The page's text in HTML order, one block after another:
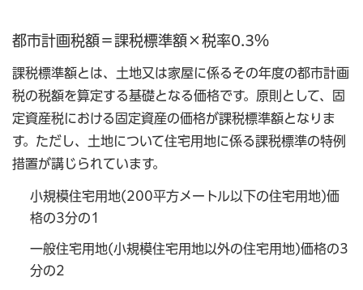
都市計画税額＝課税標準額×税率0.3％
課税標準額とは、土地又は家屋に係るその年度の都市計画
税の税額を算定する基礎となる価格です。原則として、固
定資産税における固定資産の価格が課税標準額となりま
す。ただし、土地について住宅用地に係る課税標準の特例
措置が講じられています。
小規模住宅用地(200平方メートル以下の住宅用地)価
格の3分の1
一般住宅用地(小規模住宅用地以外の住宅用地)価格の3
分の2